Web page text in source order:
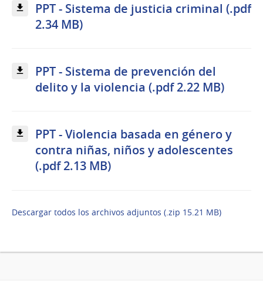
PPT - Sistema de justicia criminal (.pdf
2.34 MB)
PPT - Sistema de prevención del
delito y la violencia (.pdf 2.22 MB)
PPT - Violencia basada en género y
contra niñas, niños y adolescentes
(.pdf 2.13 MB)
Descargar todos los archivos adjuntos (.zip 15.21 MB)